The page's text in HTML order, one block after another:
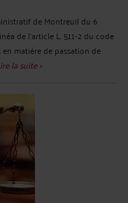
de Montreuil du 6
de l’article L. 511-2 du code
matière de passation de
la suite >